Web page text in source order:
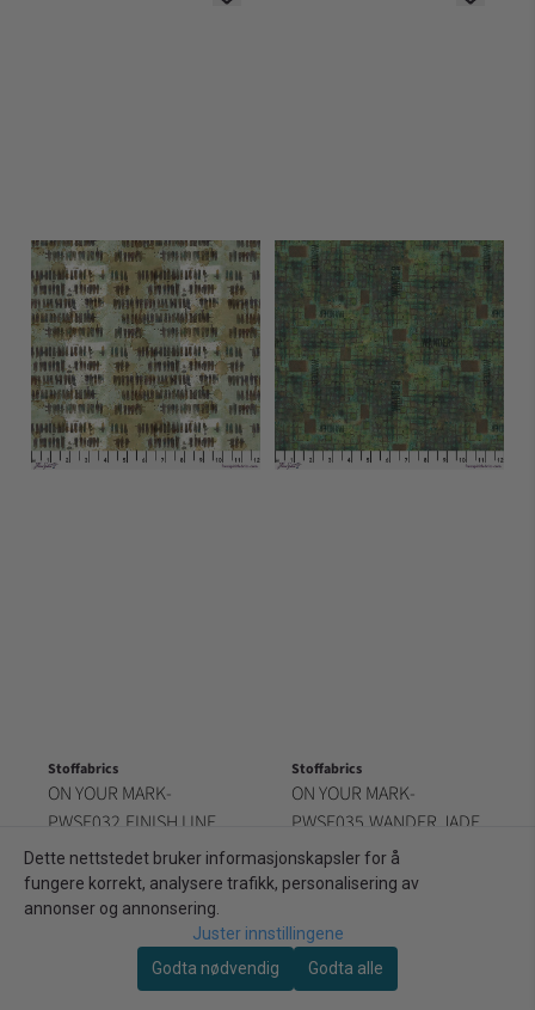
Stoffabrics
ON YOUR MARK-
PWSE032.FINISH LINE
SAGE
275,00 kr/m
På lager: 13,5 meter (135 dm)
Stoffabrics
ON YOUR MARK-
PWSE035.WANDER JADE
275,00 kr/m
På lager: 13,5 meter (135 dm)
Dette nettstedet bruker informasjonskapsler for å
fungere korrekt, analysere trafikk, personalisering av
annonser og annonsering.
Juster innstillingene
Godta nødvendig
Godta alle